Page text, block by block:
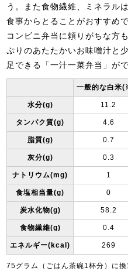
う。また食物繊維、ミネラル
食事からとることがおすすめで
コンビニ弁当に頼りがちな方
ぷりのあたたかいお味噌汁と
足できる「一汁一菜弁当」が
一般的な白米
水分(g) 11.2
タンパク質(g) 4.6
脂質(g) 0.7
灰分(g) 0.3
ナトリウム(mg) 1
食塩相当量(g) 0
炭水化物(g) 58.2
食物繊維(g) 0.4
エネルギー(kcal) 269
75グラム（ごはん茶碗1杯分）に換